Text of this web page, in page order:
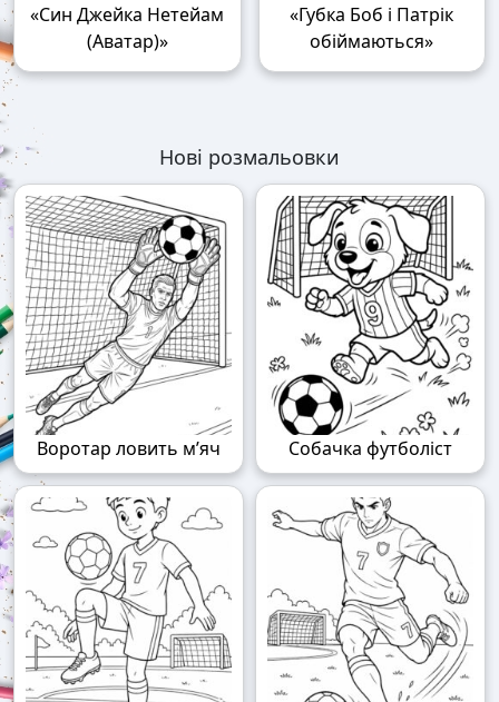
«Син Джейка Нетейам
(Аватар)»
«Губка Боб і Патрік
обіймаються»
Нові розмальовки
Воротар ловить м’яч Собачка футболіст